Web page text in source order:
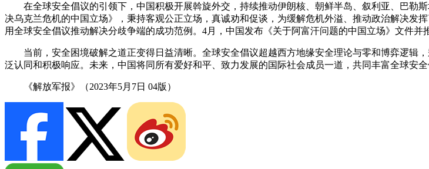
在全球安全倡议的引领下，中国积极开展斡旋外交，持续推动伊朗核、朝鲜半岛、叙利亚、巴勒
决乌克兰危机的中国立场》，秉持客观公正立场，真诚劝和促谈，为缓解危机外溢、推动政治解决发
用全球安全倡议推动解决分歧争端的成功范例。4月，中国发布《关于阿富汗问题的中国立场》文件
当前，安全困境破解之道正变得日益清晰。全球安全倡议超越西方地缘安全理论与零和博弈逻
泛认同和积极响应。未来，中国将同所有爱好和平、致力发展的国际社会成员一道，共同丰富全球安
《解放军报》（2023年5月7日 04版 ）